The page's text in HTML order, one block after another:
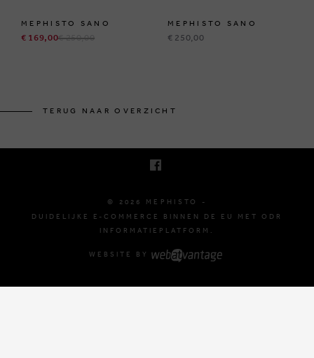
MEPHISTO SANO
€ 169,00€ 250,00
MEPHISTO SANO
€ 250,00
TERUG NAAR OVERZICHT
© 2026 MEPHISTO -
DUIDELIJKE E-COMMERCE BINNEN DE EU MET ODR
INFORMATIEPLATFORM.
WEBSITE BY